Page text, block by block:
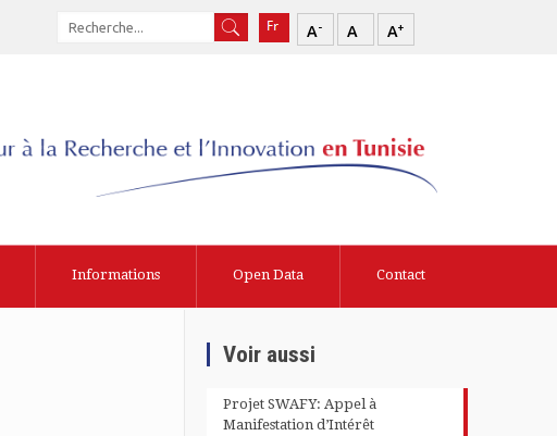
A- A A+
Informations Open Data Contact
Voir aussi
Projet SWAFY: Appel à
Manifestation d’Intérêt